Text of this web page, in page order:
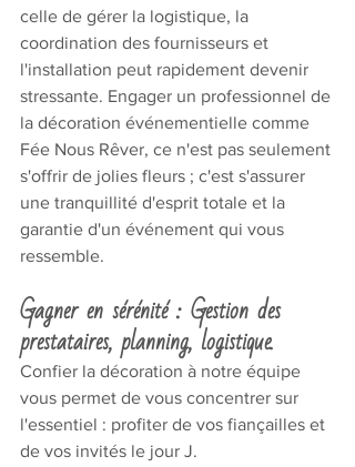
celle de gérer la logistique, la
coordination des fournisseurs et
l'installation peut rapidement devenir
stressante. Engager un professionnel de
la décoration événementielle comme
Fée Nous Rêver, ce n'est pas seulement
s'offrir de jolies fleurs ; c'est s'assurer
une tranquillité d'esprit totale et la
garantie d'un événement qui vous
ressemble.
Gagner en sérénité : Gestion des
prestataires, planning, logistique.
Confier la décoration à notre équipe
vous permet de vous concentrer sur
l'essentiel : profiter de vos fiançailles et
de vos invités le jour J.